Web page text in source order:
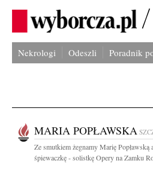
Nekrologi Odeszli Poradnik
MARIA POPŁAWSKA
Ze smutkiem żegnamy Marię Popławską
śpiewaczkę - solistkę Opery na Zamku